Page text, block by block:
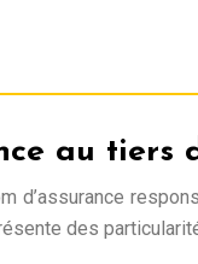
au
d’assurance
des